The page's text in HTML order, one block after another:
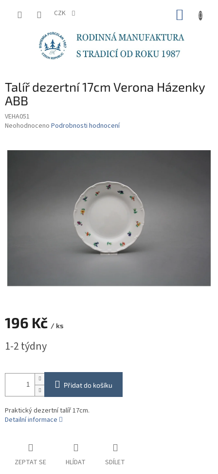
CZK
Talíř dezertní 17cm Verona Házenky
ABB
VEHA051
Průměrné
je
Neohodnoceno Podrobnosti hodnocení
196 Kč / ks
cena:
1-2 týdny
Přidat do košíku
Praktický dezertní talíř 17cm.
Detailní informace
ZEPTAT SE HLÍDAT SDÍLET